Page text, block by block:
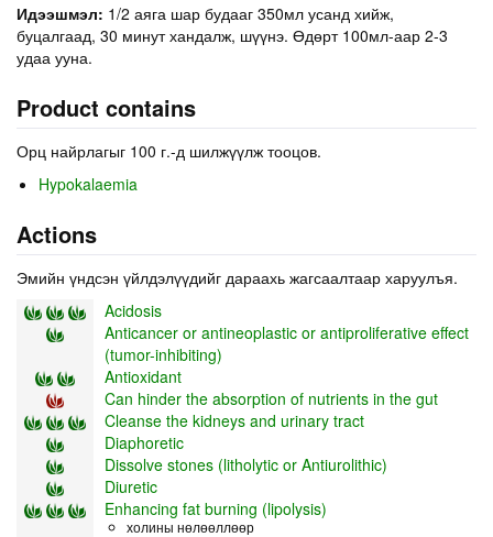
Идээшмэл: 1/2 аяга шар будааг 350мл усанд хийж,
буцалгаад, 30 минут хандалж, шүүнэ. Өдөрт 100мл-аар 2-3
удаа ууна.
Product contains
Орц найрлагыг 100 г.-д шилжүүлж тооцов.
Hypokalaemia
Actions
Эмийн үндсэн үйлдэлүүдийг дараахь жагсаалтаар харуулъя.
Acidosis
Anticancer or antineoplastic or antiproliferative effect
(tumor-inhibiting)
Antioxidant
Can hinder the absorption of nutrients in the gut
Cleanse the kidneys and urinary tract
Diaphoretic
Dissolve stones (litholytic or Antiurolithic)
Diuretic
Enhancing fat burning (lipolysis)
холины нөлөөллөөр